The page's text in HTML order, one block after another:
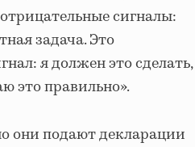
сигналы:
задача. Это
я должен это сделать,
это правильно».
они подают декларации